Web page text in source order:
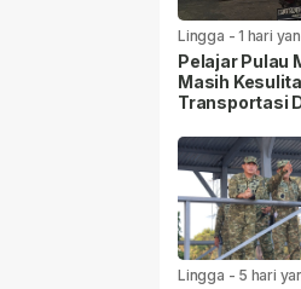
Lingga -1 hari
Pelajar Pulau
Masih
Transportasi
Turun Tangan
Lingga - 5 hari